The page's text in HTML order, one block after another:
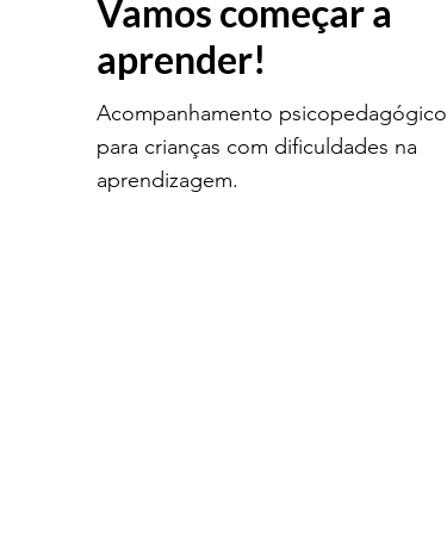
Vamos começar a
aprender!
Acompanhamento psicopedagógico
para crianças com dificuldades na
aprendizagem.